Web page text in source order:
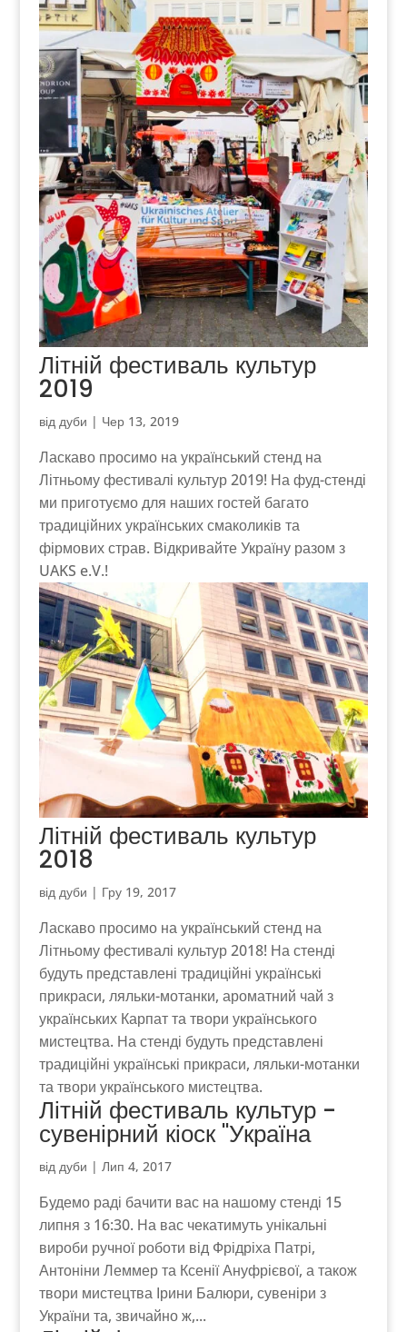
Літній фестиваль культур
2019
від дуби | Чер 13, 2019
Ласкаво просимо на український стенд на
Літньому фестивалі культур 2019! На фуд-стенді
ми приготуємо для наших гостей багато
традиційних українських смаколиків та
фірмових страв. Відкривайте Україну разом з
UAKS e.V.!
Літній фестиваль культур
2018
від дуби | Гру 19, 2017
Ласкаво просимо на український стенд на
Літньому фестивалі культур 2018! На стенді
будуть представлені традиційні українські
прикраси, ляльки-мотанки, ароматний чай з
українських Карпат та твори українського
мистецтва. На стенді будуть представлені
традиційні українські прикраси, ляльки-мотанки
та твори українського мистецтва.
Літній фестиваль культур -
сувенірний кіоск "Україна
від дуби | Лип 4, 2017
Будемо раді бачити вас на нашому стенді 15
липня з 16:30. На вас чекатимуть унікальні
вироби ручної роботи від Фрідріха Патрі,
Антоніни Леммер та Ксенії Ануфрієвої, а також
твори мистецтва Ірини Балюри, сувеніри з
України та, звичайно ж,...